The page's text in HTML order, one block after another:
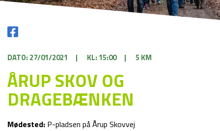
DATO: 27/01/2021 | KL: 15:00 | 5 KM
ÅRUP SKOV OG
DRAGEBÆNKEN
Mødested: P-pladsen på Årup Skovvej